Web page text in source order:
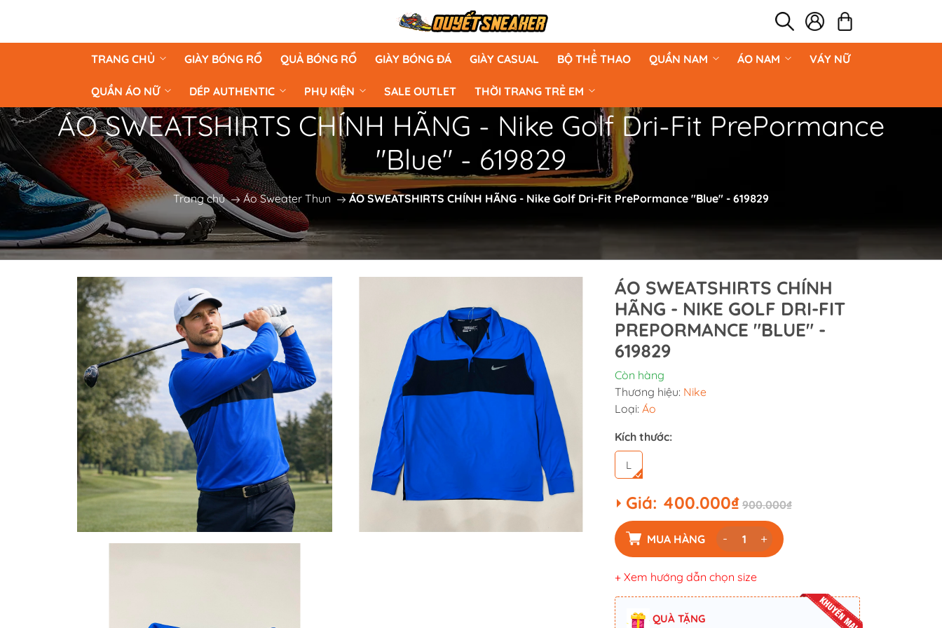
TRANG CHỦ GIÀY BÓNG RỔ QUẢ BÓNG RỔ GIÀY BÓNG ĐÁ GIÀY CASUAL BỘ THỂ THAO QUẦN NAM ÁO NAM VÁY NỮ
QUẦN ÁO NỮ DÉP AUTHENTIC PHỤ KIỆN SALE OUTLET THỜI TRANG TRẺ EM
ÁO SWEATSHIRTS CHÍNH HÃNG - Nike Golf Dri-Fit PrePormance
"Blue" - 619829
Trang chủ Áo Sweater Thun ÁO SWEATSHIRTS CHÍNH HÃNG - Nike Golf Dri-Fit PrePormance "Blue" - 619829
ÁO SWEATSHIRTS CHÍNH
HÃNG - NIKE GOLF DRI-FIT
PREPORMANCE "BLUE" -
619829
Còn hàng
Thương hiệu: Nike
Loại: Áo
Kích thước:
L
Giá: 400.000₫ 900.000₫
MUA HÀNG - +
+ Xem hướng dẫn chọn size
QUÀ TẶNG